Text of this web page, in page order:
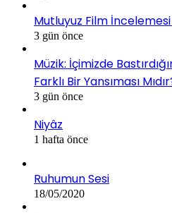
Mutluyuz Film
3 gün önce
Müzik: İçimizde
Farklı Bir Yansıması
3 gün önce
Niyâz
1 hafta önce
Ruhumun Sesi
18/05/2020